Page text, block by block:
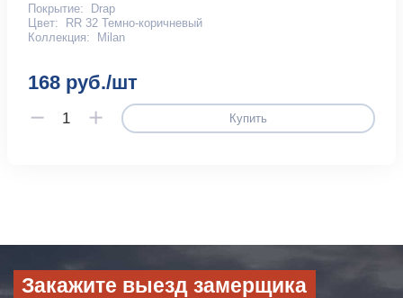
Покрытие:
Drap
Цвет:
RR 32 Темно-коричневый
Коллекция:
Milan
168 руб./шт
Купить
Закажите выезд замерщика